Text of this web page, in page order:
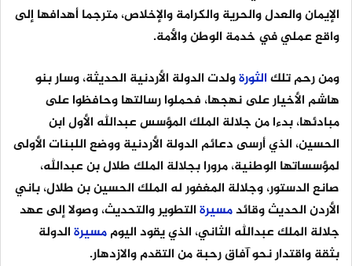
الإيمان والعدل والحرية والكرامة والإخلاص، مترجما أهدافها إلى
واقع عملي في خدمة الوطن والأمة.
ومن رحم تلكالثورةولدت الدولة الأردنية الحديثة، وسار بنو
هاشم الأخيار على نهجها، فحملوا رسالتها وحافظوا على
مبادئها، بدءا من جلالة الملك المؤسس عبدالله الأول ابن
الحسين، الذي أرسى دعائم الدولة الأردنية ووضع اللبنات الأولى
لمؤسساتها الوطنية، مرورا بجلالة الملك طلال بن عبدالله،
صانع الدستور، وجلالة المغفور له الملك الحسين بن طلال، باني
الأردن الحديث وقائدمسيرةالتطوير والتحديث، وصولا إلى عهد
جلالة الملك عبدالله الثاني، الذي يقود اليوممسيرةالدولة
بثقة واقتدار نحو آفاق رحبة من التقدم والازدهار.